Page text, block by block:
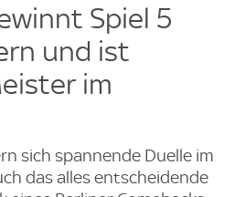
Spiel 5
und ist
im
sich spannende Duelle im
das alles entscheidende